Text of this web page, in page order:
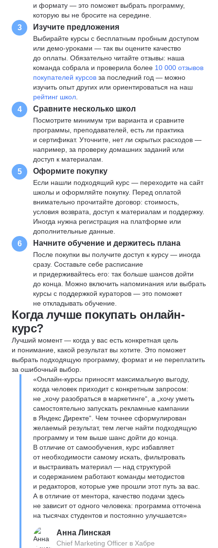
и формату — это поможет выбрать программу,
которую вы не бросите на середине.
3 Изучите предложения
Выбирайте курсы с бесплатным пробным доступом
или демо-уроками — так вы оцените качество
до оплаты. Обязательно читайте отзывы: наша
команда собрала и проверила более 10 000 отзывов
покупателей курсов за последний год — можно
изучить опыт других или ориентироваться на наш
рейтинг школ
4 Сравните несколько школ
Посмотрите минимум три варианта и сравните
программы, преподавателей, есть ли практика
и сертификат. Уточните, нет ли скрытых расходов —
например, за проверку домашних заданий или
доступ к материалам.
5 Оформите покупку
Если нашли подходящий курс — переходите на сайт
школы и оформляйте покупку. Перед оплатой
внимательно прочитайте договор: стоимость,
условия возврата, доступ к материалам и поддержку.
Иногда нужна регистрация на платформе или
дополнительные данные.
6 Начните обучение и держитесь плана
После покупки вы получите доступ к курсу — иногда
сразу. Составьте себе расписание
и придерживайтесь его: так больше шансов дойти
до конца. Можно включить напоминания или выбрать
курсы с поддержкой кураторов — это поможет
не откладывать обучение.
Когда лучше покупать онлайн-
курс?
Лучший момент — когда у вас есть конкретная цель
и понимание, какой результат вы хотите. Это поможет
выбрать подходящую программу, формат и не переплатить
за ошибочный выбор.
«Онлайн-курсы приносят максимальную выгоду,
когда человек приходит с конкретным запросом:
не „хочу разобраться в маркетинге“, а „хочу уметь
самостоятельно запускать рекламные кампании
в Яндекс Директе“. Чем точнее сформулирован
желаемый результат, тем легче найти подходящую
программу и тем выше шанс дойти до конца.
В отличие от самообучения, курс избавляет
от необходимости самому искать, фильтровать
и выстраивать материал — над структурой
и содержанием работают команды методистов
и редакторов, которые уже прошли этот путь за вас.
А в отличие от ментора, качество подачи здесь
не зависит от одного человека: программа отточена
на тысячах студентов и постоянно улучшается»
Анна Линская
Chief Marketing Officer в Хабре